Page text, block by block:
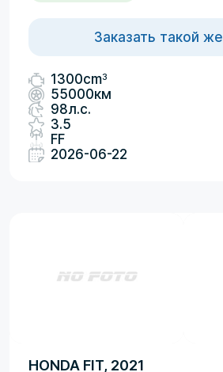
Заказать такой же
1300cm3
55000км
98л.с.
3.5
FF
2026-06-22
HONDA FIT, 2021